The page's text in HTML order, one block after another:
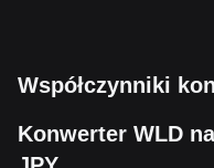
Współczynniki
Konwerter WLD na